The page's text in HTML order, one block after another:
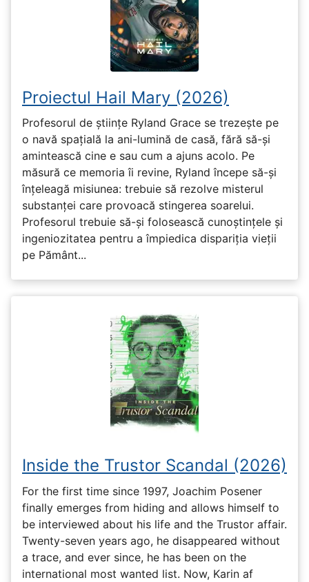
Proiectul Hail Mary (2026)
Profesorul de științe Ryland Grace se trezește pe
o navă spațială la ani-lumină de casă, fără să-și
amintească cine e sau cum a ajuns acolo. Pe
măsură ce memoria îi revine, Ryland începe să-și
înțeleagă misiunea: trebuie să rezolve misterul
substanței care provoacă stingerea soarelui.
Profesorul trebuie să-și folosească cunoștințele și
ingeniozitatea pentru a împiedica dispariția vieții
pe Pământ...
Inside the Trustor Scandal (2026)
For the first time since 1997, Joachim Posener
finally emerges from hiding and allows himself to
be interviewed about his life and the Trustor affair.
Twenty-seven years ago, he disappeared without
a trace, and ever since, he has been on the
international most wanted list. Now, Karin af